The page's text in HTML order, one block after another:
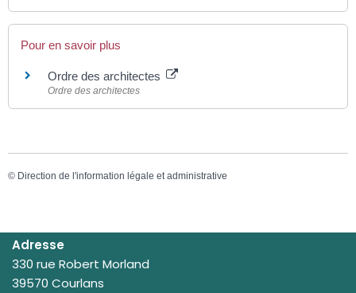
Pour en savoir plus
Ordre des architectes
Ordre des architectes
© Direction de l'information légale et administrative
Adresse
330 rue Robert Morland
39570 Courlans